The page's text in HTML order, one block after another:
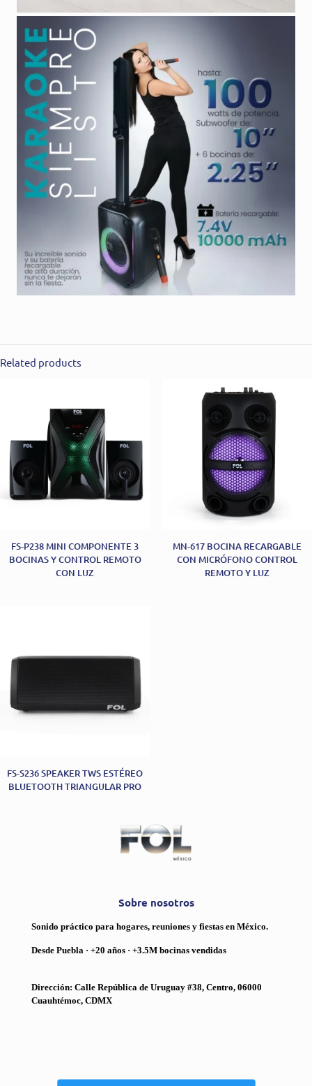
Related products
FS-P238 MINI COMPONENTE 3
BOCINAS Y CONTROL REMOTO
CON LUZ
MN-617 BOCINA RECARGABLE
CON MICRÓFONO CONTROL
REMOTO Y LUZ
FS-S236 SPEAKER TWS ESTÉREO
BLUETOOTH TRIANGULAR PRO
Sobre nosotros
Sonido práctico para hogares, reuniones y fiestas en México.
Desde Puebla · +20 años · +3.5M bocinas vendidas
Dirección: Calle República de Uruguay #38, Centro, 06000
Cuauhtémoc, CDMX